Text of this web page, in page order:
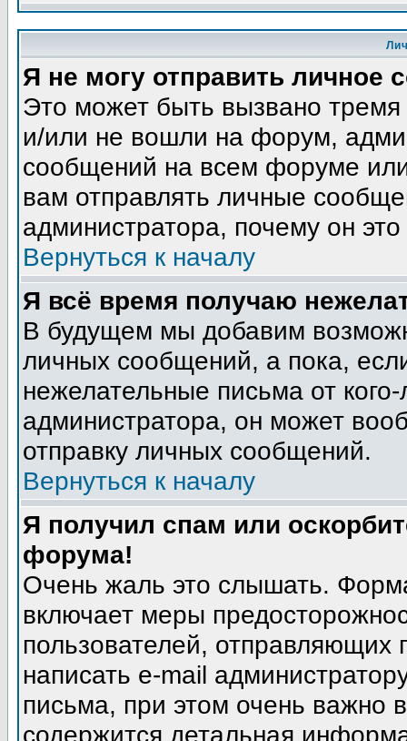
Я не могу отправить личное
Это может быть вызвано
и/или не вошли на форум,
сообщений на всем форуме
вам отправлять личные
администратора, почему он
Вернуться к началу
Я всё время получаю
В будущем мы добавим
личных сообщений, а пока,
нежелательные письма от
администратора, он может
отправку личных сообщений.
Вернуться к началу
Я получил спам или
форума!
Очень жаль это слышать.
включает меры
пользователей,
написать e-mail
письма, при этом очень важно
содержится детальная